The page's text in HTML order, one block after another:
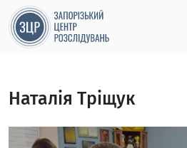
Наталія Тріщук